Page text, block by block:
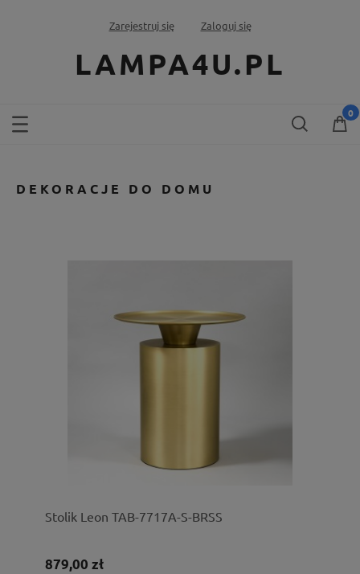
Zarejestruj się Zaloguj się
LAMPA4U.PL
DEKORACJE DO DOMU
Stolik Leon TAB-7717A-S-BRSS
879,00 zł